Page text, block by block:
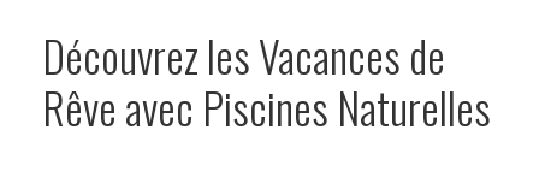
Découvrez les Vacances de
Rêve avec Piscines Naturelles